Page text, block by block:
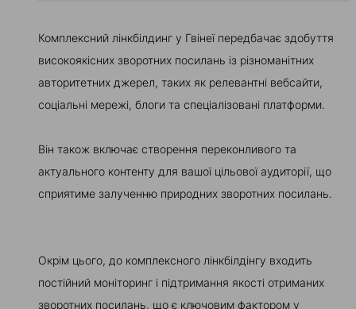
Комплексний лінкбілдинг у Гвінеї передбачає здобуття
високоякісних зворотних посилань із різноманітних
авторитетних джерел, таких як релевантні вебсайти,
соціальні мережі, блоги та спеціалізовані платформи.
Він також включає створення переконливого та
актуального контенту для вашої цільової аудиторії, що
сприятиме залученню природних зворотних посилань.
Окрім цього, до комплексного лінкбілдінгу входить
постійний моніторинг і підтримання якості отриманих
зворотних посилань, що є ключовим фактором у